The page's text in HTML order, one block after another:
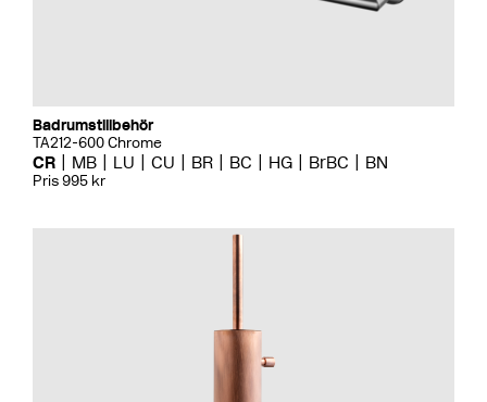
Badrumstillbehör
TA212-600 Chrome
CR MB LU CU BR BC HG BrBC BN
Pris 995 kr